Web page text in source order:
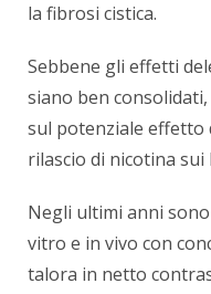
la fibrosi cistica.
Sebbene gli effetti
siano ben
sul potenziale effetto
rilascio di nicotina
Negli ultimi anni
vitro e in vivo con
talora in netto